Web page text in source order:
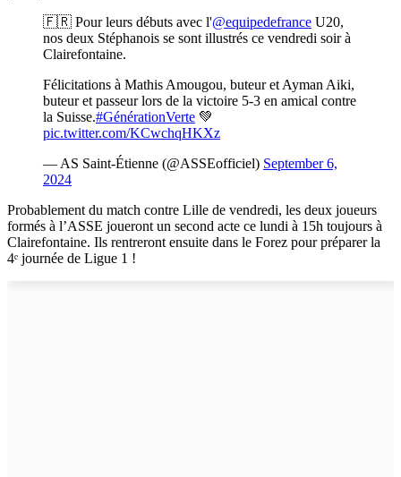
🇫🇷 Pour leurs débuts avec l'@equipedefrance U20,
nos deux Stéphanois se sont illustrés ce vendredi soir à
Clairefontaine.
Félicitations à Mathis Amougou, buteur et Ayman Aiki,
buteur et passeur lors de la victoire 5-3 en amical contre
la Suisse.#GénérationVerte 💚
pic.twitter.com/KCwchqHKXz
— AS Saint-Étienne (@ASSEofficiel) September 6,
2024
Probablement du match contre Lille de vendredi, les deux joueurs
formés à l’ASSE joueront un second acte ce lundi à 15h toujours à
Clairefontaine. Ils rentreront ensuite dans le Forez pour préparer la
4ᵉ journée de Ligue 1 !